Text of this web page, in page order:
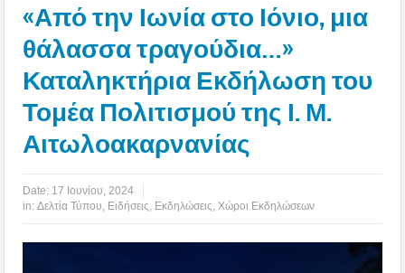
«Από την Ιωνία στο Ιόνιο, μια
θάλασσα τραγούδια…»
Καταληκτήρια Εκδήλωση του
Τομέα Πολιτισμού της Ι. Μ.
Αιτωλοακαρνανίας
Date: 17 Ιουνίου, 2024
in:Δελτία Τύπου Ειδήσεις Εκδηλώσεις Χώροι Εκδηλώσεων